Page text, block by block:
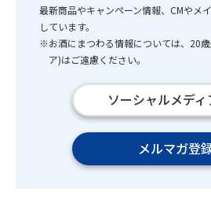
最新商品やキャンペーン情報、CMやメ
しています。
※お酒にまつわる情報については、20
ア)はご遠慮ください。
ソーシャルメデ
メルマガ登